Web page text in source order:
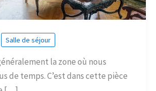
Salle de séjour
la zone où nous
de temps. C’est dans cette pièce